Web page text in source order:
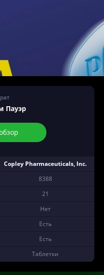
Пауэр
Copley Pharmaceuticals, Inc.
8388
21
Нет
Есть
Есть
Таблетки